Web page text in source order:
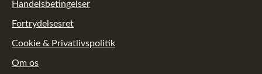
Handelsbetingelser
Fortrydelsesret
Cookie & Privatlivspolitik
Om os